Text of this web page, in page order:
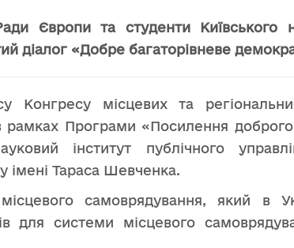
Європи та студенти Київського
діалог «Добре багаторівневе
Конгресу місцевих та
Програми «Посилення доброго
інститут публічного
імені Тараса Шевченка.
самоврядування, який в
для системи місцевого